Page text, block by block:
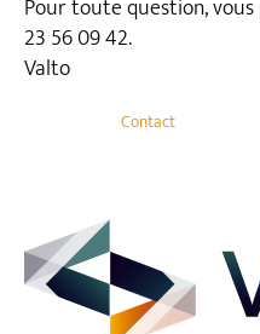
Pour toute question,
23 56 09 42.
Valto
Contact